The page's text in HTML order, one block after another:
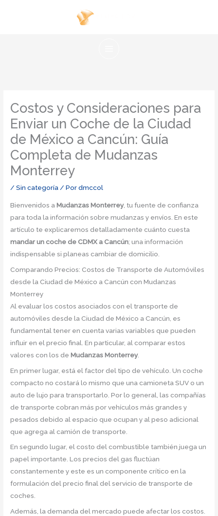
Costos y Consideraciones para
Enviar un Coche de la Ciudad
de México a Cancún: Guía
Completa de Mudanzas
Monterrey
/Sin categoría/ Pordmccol
Bienvenidos aMudanzas Monterrey, tu fuente de confianza
para toda la información sobre mudanzas y envíos. En este
artículo te explicaremos detalladamente cuánto cuesta
mandar un coche de CDMX a Cancún; una información
indispensable si planeas cambiar de domicilio.
Comparando Precios: Costos de Transporte de Automóviles
desde la Ciudad de México a Cancún con Mudanzas
Monterrey
Al evaluar los costos asociados con el transporte de
automóviles desde la Ciudad de México a Cancún, es
fundamental tener en cuenta varias variables que pueden
influir en el precio final. En particular, al comparar estos
valores con los deMudanzas Monterrey.
En primer lugar, está el factor del tipo de vehículo. Un coche
compacto no costará lo mismo que una camioneta SUV o un
auto de lujo para transportarlo. Por lo general, las compañías
de transporte cobran más por vehículos más grandes y
pesados debido al espacio que ocupan y al peso adicional
que agrega al camión de transporte.
En segundo lugar, el costo del combustible también juega un
papel importante. Los precios del gas fluctúan
constantemente y este es un componente crítico en la
formulación del precio final del servicio de transporte de
coches.
Además, la demanda del mercado puede afectar los costos.